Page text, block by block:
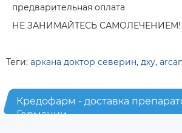
предварительная оплата
НЕ ЗАНИМАЙТЕСЬ САМОЛЕЧЕНИЕМ!
Теги: аркана доктор северин, дху,
Кредофарм - доставка
Германии